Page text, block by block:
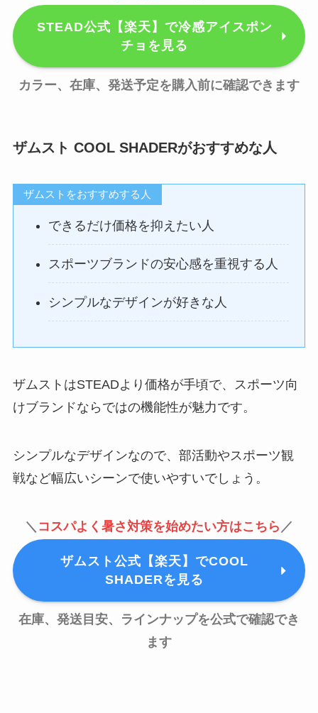
STEAD公式【楽天】で冷感アイスポン
チョを見る
カラー、在庫、発送予定を購入前に確認できます
ザムスト COOL SHADERがおすすめな人
ザムストをおすすめする人
できるだけ価格を抑えたい人
スポーツブランドの安心感を重視する人
シンプルなデザインが好きな人
ザムストはSTEADより価格が手頃で、スポーツ向
けブランドならではの機能性が魅力です。
シンプルなデザインなので、部活動やスポーツ観
戦など幅広いシーンで使いやすいでしょう。
＼ コスパよく暑さ対策を始めたい方はこちら ／
ザムスト公式【楽天】でCOOL
SHADERを見る
在庫、発送目安、ラインナップを公式で確認でき
ます